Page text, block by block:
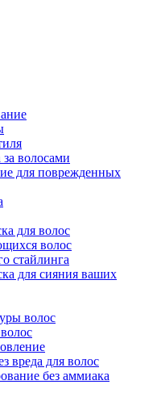
волосами
для поврежденных
для волос
волос
стайлинга
для сияния ваших
волос
вреда для волос
без аммиака